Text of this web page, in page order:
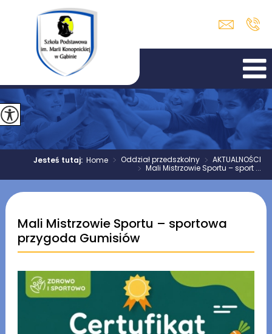
Jesteś tutaj:Home > Oddział przedszkolny > AKTUALNOŚCI
> Mali Mistrzowie Sportu – sport ...
Mali Mistrzowie Sportu – sportowa
przygoda Gumisiów